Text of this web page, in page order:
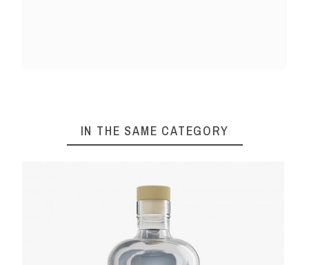
IN THE SAME CATEGORY